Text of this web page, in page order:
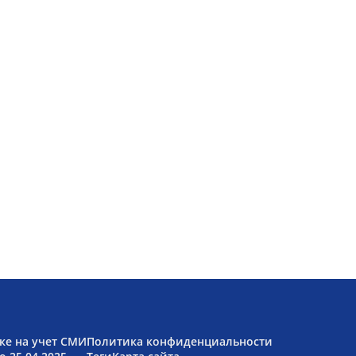
на учет СМИПолитика конфиденциальности